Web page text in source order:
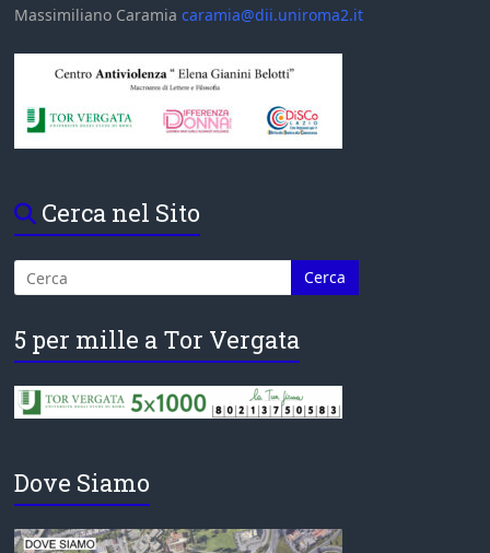
Massimiliano Caramiacaramia@dii.uniroma2.it
Cerca nel Sito
5 per mille a Tor Vergata
Dove Siamo